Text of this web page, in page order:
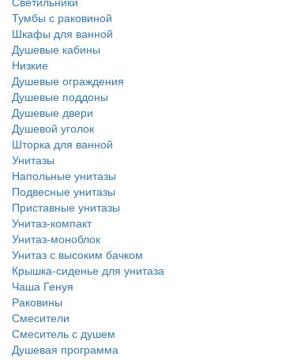
Тумбы с раковиной
Шкафы для ванной
Душевые кабины
Низкие
Душевые ограждения
Душевые поддоны
Душевые двери
Душевой уголок
Шторка для ванной
Унитазы
Напольные унитазы
Подвесные унитазы
Приставные унитазы
Унитаз-компакт
Унитаз-моноблок
Унитаз с высоким бачком
Крышка-сиденье для унитаза
Чаша Генуя
Раковины
Смесители
Смеситель с душем
Душевая программа